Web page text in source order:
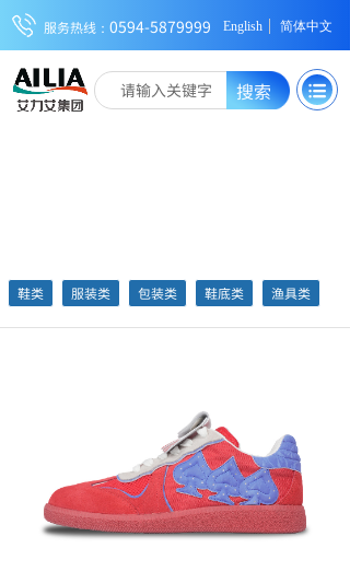
English 简体中文
服务热线： 0594-5879999
展览展示服务
搜索
鞋类 服装类 包装类 鞋底类 渔具类